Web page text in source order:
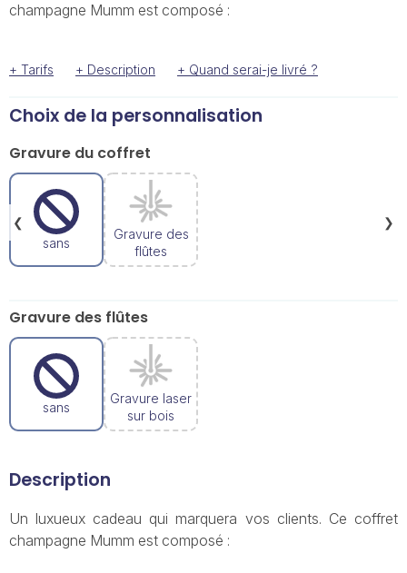
champagne Mumm est composé :
+ Tarifs + Description + Quand serai-je livré ?
Choix de la personnalisation
Gravure du coffret
sans
Gravure des
flûtes
❯
❮
Gravure des flûtes
sans
Gravure laser
sur bois
Description
Un luxueux cadeau qui marquera vos clients. Ce coffret
champagne Mumm est composé :